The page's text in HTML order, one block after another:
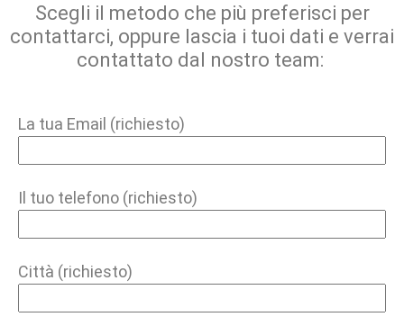
Scegli il metodo che più preferisci per
contattarci, oppure lascia i tuoi dati e verrai
contattato dal nostro team:
La tua Email (richiesto)
Il tuo telefono (richiesto)
Città (richiesto)